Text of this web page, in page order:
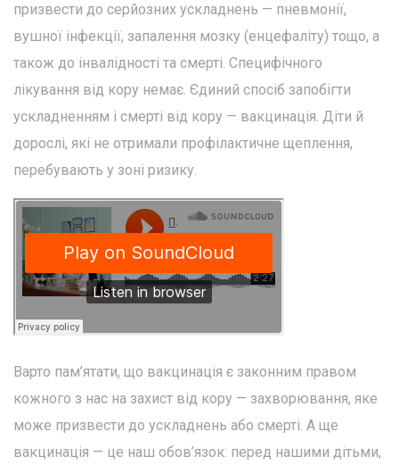
призвести до серйозних ускладнень — пневмонії,
вушної інфекції, запалення мозку (енцефаліту) тощо, а
також до інвалідності та смерті. Специфічного
лікування від кору немає. Єдиний спосіб запобігти
ускладненням і смерті від кору — вакцинація. Діти й
дорослі, які не отримали профілактичне щеплення,
перебувають у зоні ризику.
Варто пам’ятати, що вакцинація є законним правом
кожного з нас на захист від кору — захворювання, яке
може призвести до ускладнень або смерті. А ще
вакцинація — це наш обов’язок: перед нашими дітьми,